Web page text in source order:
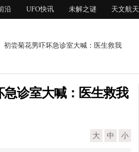
沿 UFO快讯 未解之谜 天文航天
初尝菊花男吓坏急诊室大喊：医生救我
诊室大喊：医生救我
大 中 小